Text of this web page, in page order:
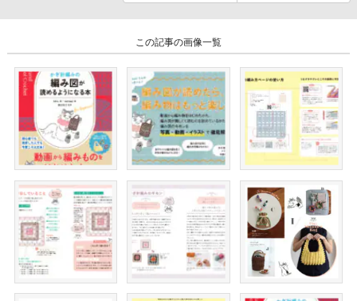
この記事の画像一覧